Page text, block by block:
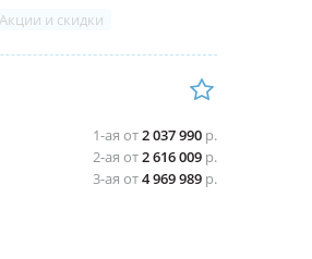
Акции и скидки
1-ая от2 037 990 р.
2-ая от2 616 009 р.
3-ая от4 969 989 р.